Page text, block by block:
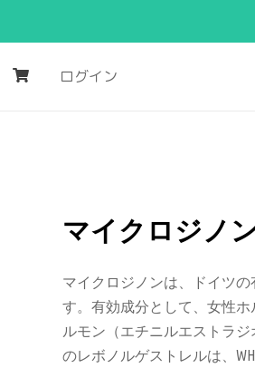
ログイン
マイクロジノ
マイクロジノンは、ドイツ
す。有効成分として、女性
ルモン（エチニルエストラ
のレボノルゲストレルは、